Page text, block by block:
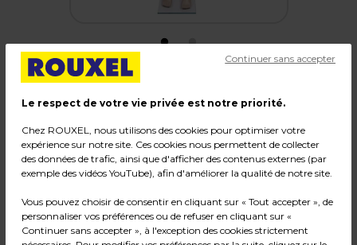
Mannequin garçon 5 ans avec perruque
cheveux courts brun
Code :215339
Couleur : Chair
Dimensions : H 110 cm
Poids : 4,42 kg
Le respect de votre vie privée est notre priorité.
Chez ROUXEL, nous utilisons des cookies pour optimiser votre
expérience sur notre site. Ces cookies nous permettent de collecter
des données de trafic, ainsi que d'afficher des contenus externes (par
exemple des vidéos YouTube), afin d'améliorer la qualité de notre site.
Vous pouvez choisir de consentir en cliquant sur « Tout accepter », de
personnaliser vos préférences ou de refuser en cliquant sur «
Continuer sans accepter », à l'exception des cookies strictement
Continuer sans accepter